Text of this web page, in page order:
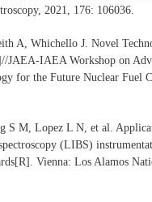
2021, 176: 106036.
A, Whichello J. Novel
JAEA-IAEA Workshop on
for the Future Nuclear Fuel
S M, Lopez L N, et al.
(LIBS)
Vienna: Los Alamos